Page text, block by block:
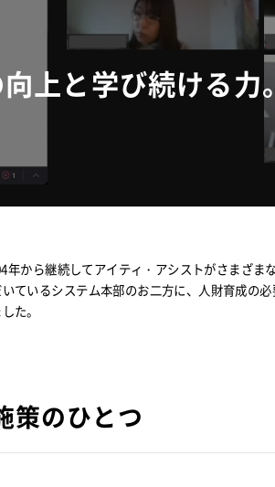
上と学び続ける力
から継続してアイティ・アシストがさまざま
ているシステム本部のお二方に、人財育成の
た。
策のひとつ